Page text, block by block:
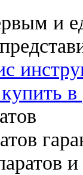
и
в